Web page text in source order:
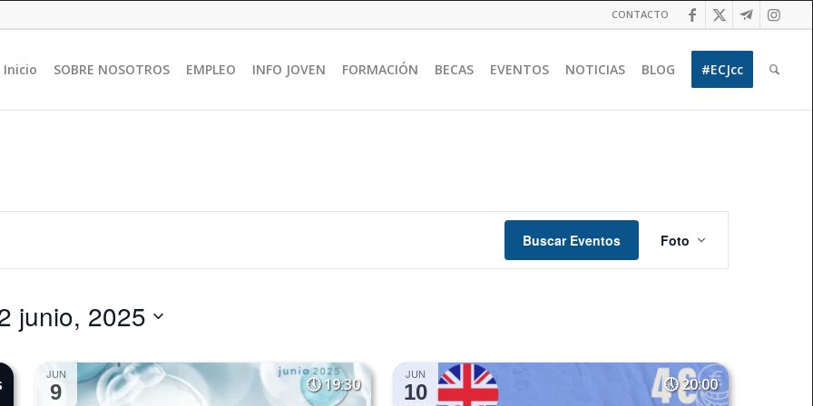
CONTACTO
Inicio SOBRE NOSOTROS EMPLEO INFO JOVEN FORMACIÓN BECAS EVENTOS NOTICIAS BLOG #ECJcc
Buscar Eventos
de
Foto
junio, 2025
JUN
9 19:30
JUN
10 20:00